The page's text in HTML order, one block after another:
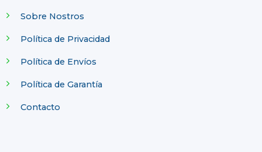
Sobre Nostros
Política de Privacidad
Política de Envíos
Política de Garantía
Contacto